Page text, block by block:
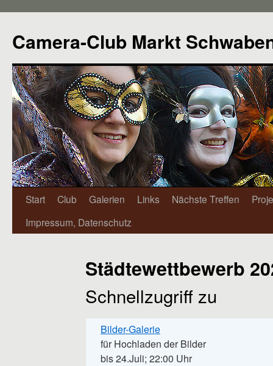
Camera-Club Markt
Start Club Galerien Links Nächste Treffen
Impressum, Datenschutz
Städtewettbewerb
Schnellzugriff zu
Bilder-Galerie
für Hochladen der Bilder
bis 24.Juli; 22:00 Uhr